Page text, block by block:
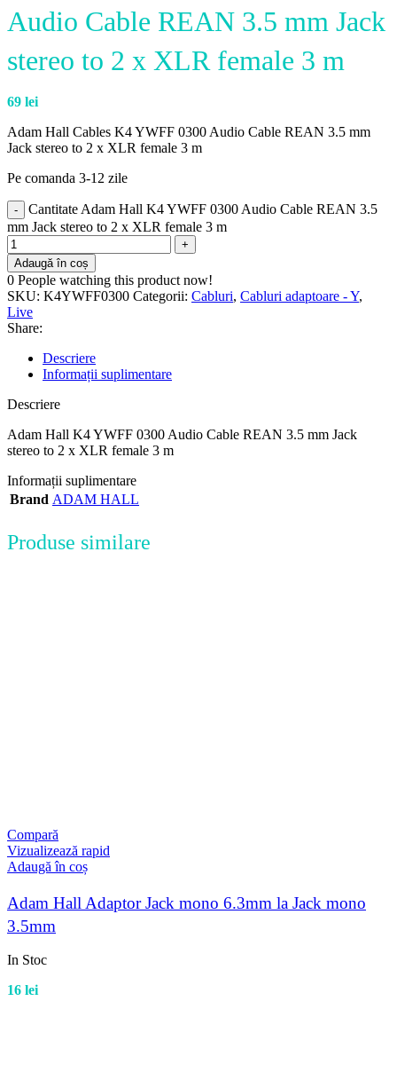
Audio Cable REAN 3.5 mm Jack
stereo to 2 x XLR female 3 m
69 lei
Adam Hall Cables K4 YWFF 0300 Audio Cable REAN 3.5 mm
Jack stereo to 2 x XLR female 3 m
Pe comanda 3-12 zile
Cantitate Adam Hall K4 YWFF 0300 Audio Cable REAN 3.5
mm Jack stereo to 2 x XLR female 3 m
Adaugă în coș
0 People watching this product now!
SKU: K4YWFF0300 Categorii: Cabluri, Cabluri adaptoare - Y,
Live
Share:
Descriere
Informații suplimentare
Descriere
Adam Hall K4 YWFF 0300 Audio Cable REAN 3.5 mm Jack
stereo to 2 x XLR female 3 m
Informații suplimentare
Brand ADAM HALL
Produse similare
Compară
Vizualizează rapid
Adaugă în coș
Adam Hall Adaptor Jack mono 6.3mm la Jack mono
3.5mm
In Stoc
16 lei